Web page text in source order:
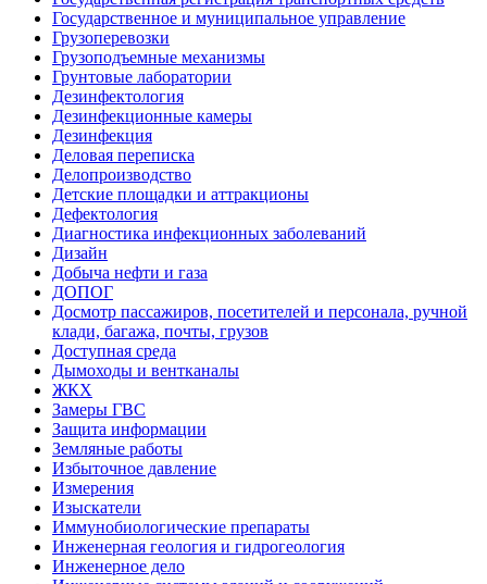
Государственное и муниципальное управление
Грузоперевозки
Грузоподъемные механизмы
Грунтовые лаборатории
Дезинфектология
Дезинфекционные камеры
Дезинфекция
Деловая переписка
Делопроизводство
Детские площадки и аттракционы
Дефектология
Диагностика инфекционных заболеваний
Дизайн
Добыча нефти и газа
ДОПОГ
Досмотр пассажиров, посетителей и персонала, ручной
клади, багажа, почты, грузов
Доступная среда
Дымоходы и вентканалы
ЖКХ
Замеры ГВС
Защита информации
Земляные работы
Избыточное давление
Измерения
Изыскатели
Иммунобиологические препараты
Инженерная геология и гидрогеология
Инженерное дело